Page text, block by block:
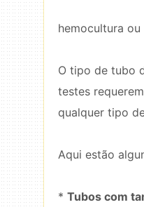
hemocultura
O tipo de tubo
testes
qualquer tipo
Aqui estão
* Tubos com